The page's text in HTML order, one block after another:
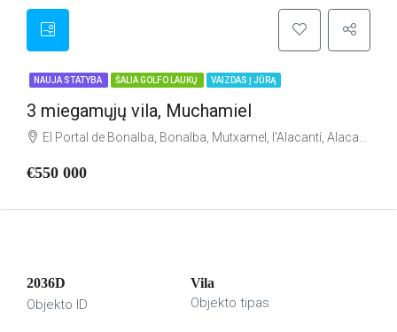
NAUJA STATYBA ŠALIA GOLFO LAUKŲ VAIZDAS Į JŪRĄ
3 miegamųjų vila, Muchamiel
El Portal de Bonalba, Bonalba, Mutxamel, l'Alacantí, Alacant / Alicante, Comunitat Valenciana, 03111, España
€550 000
2036D
Objekto ID
Vila
Objekto tipas